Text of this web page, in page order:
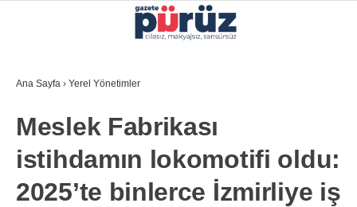
YEREL YÖNETIMLER
GÜNCEL
EKONOMI
Ana Sayfa › Yerel Yönetimler
Meslek Fabrikası
istihdamın lokomotifi oldu:
2025’te binlerce İzmirliye iş